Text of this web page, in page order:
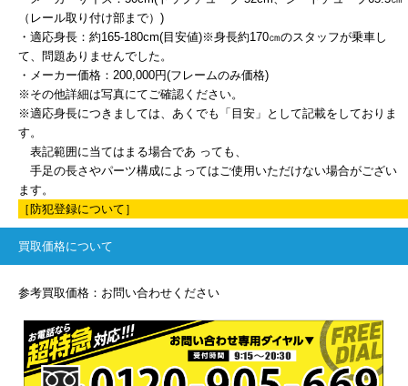
（レール取り付け部まで）)
・適応身長：約165-180cm(目安値)※身長約170㎝のスタッフが乗車し
て、問題ありませんでした。
・メーカー価格：200,000円(フレームのみ価格)
※その他詳細は写真にてご確認ください。
※適応身長につきましては、あくでも「目安」として記載をしておりま
す。
表記範囲に当てはまる場合であ っても、
手足の長さやパーツ構成によってはご使用いただけない場合がござい
ます。
［防犯登録について］
買取価格について
参考買取価格：お問い合わせください